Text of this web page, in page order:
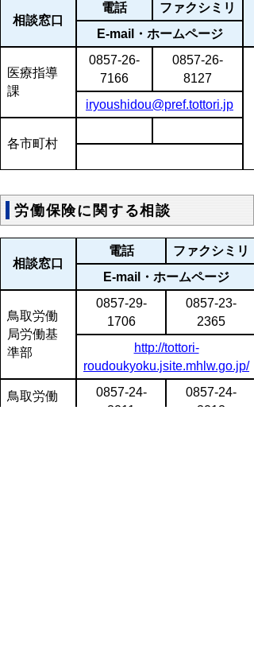
相談窓口
電話
ファクシミリ
E-mail・ホームページ
医療指導
課
0857-26-
7166
0857-26-
8127
iryoushidou@pref.tottori.jp
各市町村
労働保険に関する相談
相談窓口
電話
ファクシミリ
E-mail・ホームページ
鳥取労働
局労働基
準部
0857-29-
1706
0857-23-
2365
http://tottori-
roudoukyoku.jsite.mhlw.go.jp/
鳥取労働
0857-24-
3211
0857-24-
3213